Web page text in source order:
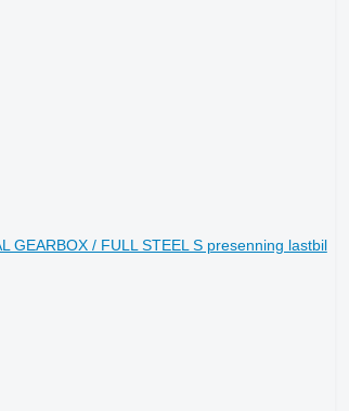
GEARBOX / FULL STEEL S presenning lastbil